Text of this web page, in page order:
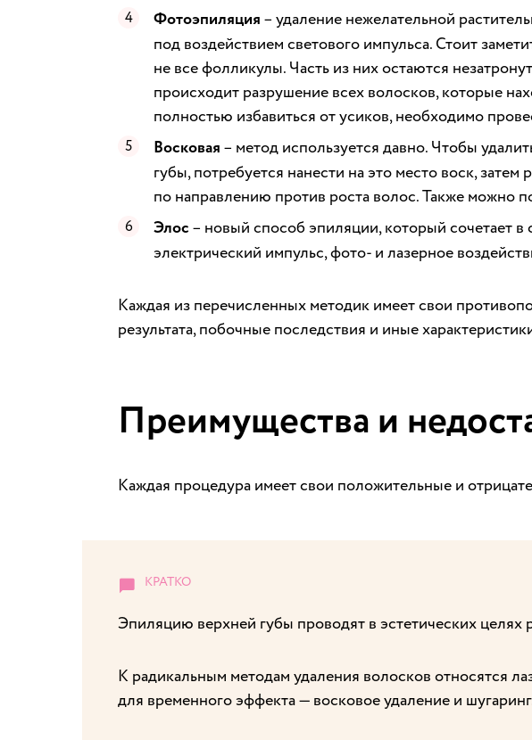
Фотоэпиляция – удаление нежелательной
под воздействием светового импульса. Стоит
не все фолликулы. Часть из них остаются
происходит разрушение всех волосков, которые
полностью избавиться от усиков, необходимо
Восковая – метод используется давно. Чтобы
губы, потребуется нанести на это место воск,
по направлению против роста волос. Также можно
Элос – новый способ эпиляции, который сочетает в
электрический импульс, фото- и лазерное
Каждая из перечисленных методик имеет свои
результата, побочные последствия и иные
Преимущества и
Каждая процедура имеет свои положительные и
Эпиляцию верхней губы проводят в эстетических целях
К радикальным методам удаления волосков относятся
для временного эффекта — восковое удаление и